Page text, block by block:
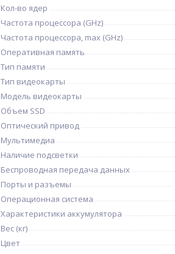
Кол-во ядер
Частота процессора (GHz)
Частота процессора, max (GHz)
Оперативная память
Тип памяти
Тип видеокарты
Модель видеокарты
Объем SSD
Оптический привод
Мультимедиа
Наличие подсветки
Беспроводная передача данных
Порты и разъемы
Операционная система
Характеристики аккумулятора
Вес (кг)
Цвет